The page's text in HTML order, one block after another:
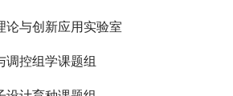
论与创新应用实验室
调控组学课题组